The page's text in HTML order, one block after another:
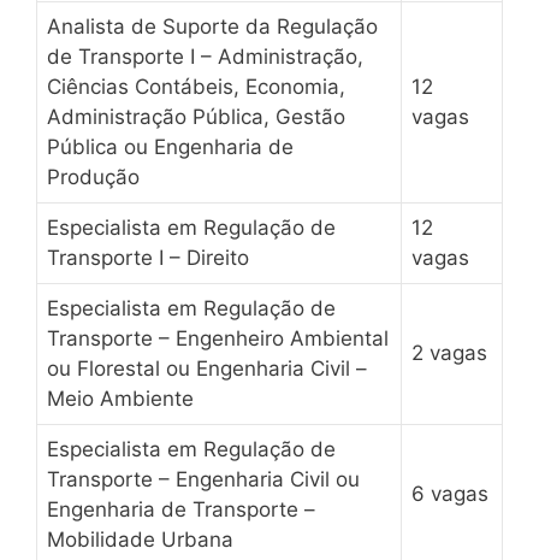
Analista de Suporte da Regulação
de Transporte I – Administração,
Ciências Contábeis, Economia,
Administração Pública, Gestão
Pública ou Engenharia de
Produção
12
vagas
Especialista em Regulação de
Transporte I – Direito
12
vagas
Especialista em Regulação de
Transporte – Engenheiro Ambiental
ou Florestal ou Engenharia Civil –
Meio Ambiente
2 vagas
Especialista em Regulação de
Transporte – Engenharia Civil ou
Engenharia de Transporte –
Mobilidade Urbana
6 vagas